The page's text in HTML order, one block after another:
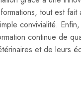
tout est
convivialité.
continue de
et de leurs